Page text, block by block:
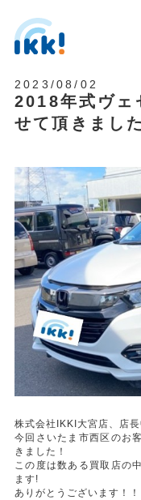
2023/08/02
2018年式ヴェ
せて頂きました
株式会社IKKI大宮店、店長
今回さいたま市西区のお
きました！
この度は数ある買取店の
ます!
ありがとうございます！！